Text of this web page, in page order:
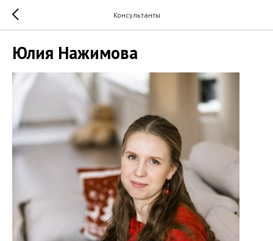
Консультанты
Юлия Нажимова